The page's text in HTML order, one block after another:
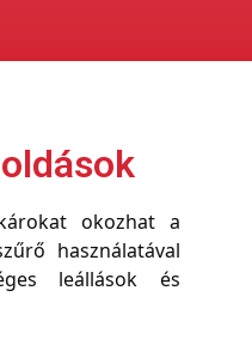
okozhat a
használatával
leállások és